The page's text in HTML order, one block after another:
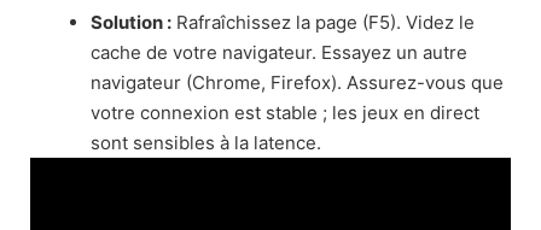
Solution : Rafraîchissez la page (F5). Videz le
cache de votre navigateur. Essayez un autre
navigateur (Chrome, Firefox). Assurez-vous que
votre connexion est stable ; les jeux en direct
sont sensibles à la latence.